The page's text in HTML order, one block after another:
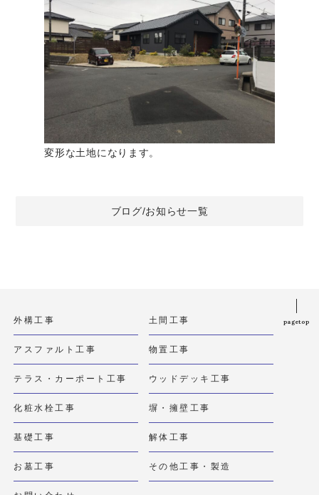
変形な土地になります。
ブログ/お知らせ一覧
外構工事 土間工事
アスファルト工事 物置工事
テラス・カーポート工事 ウッドデッキ工事
化粧水栓工事 塀・擁壁工事
基礎工事 解体工事
お墓工事 その他工事・製造
pagetop